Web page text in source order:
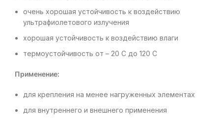
очень хорошая устойчивость к воздействию
ультрафиолетового излучения
хорошая устойчивость к воздействию влаги
термоустойчивость от – 20 С до 120 С
Применение:
для крепления на менее нагруженных элементах
для внутреннего и внешнего применения